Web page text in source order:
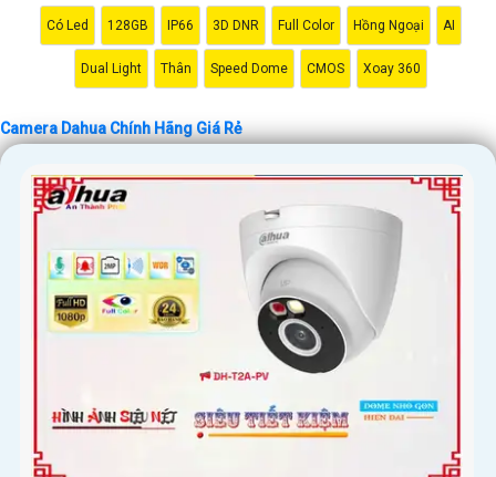
'
Có Led 128GB IP66 3D DNR Full Color Hồng Ngoại AI
Dual Light Thân Speed Dome CMOS Xoay 360
Camera Dahua Chính Hãng Giá Rẻ